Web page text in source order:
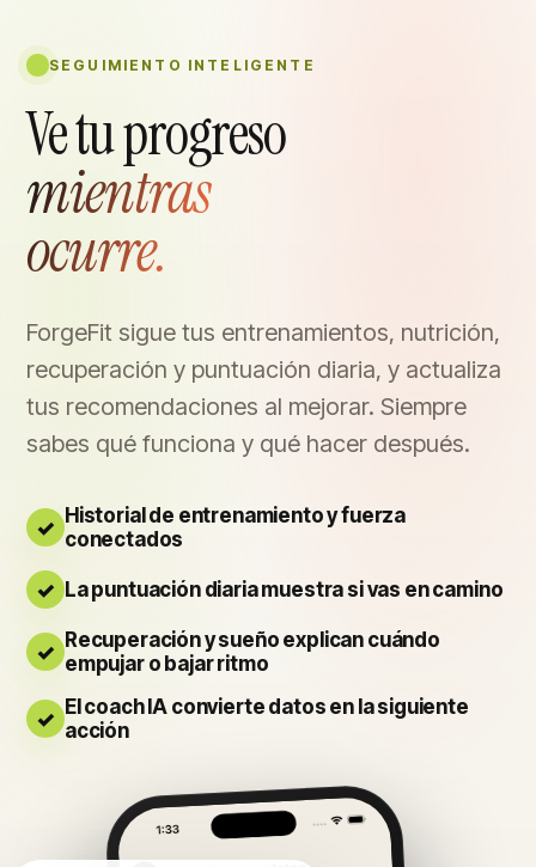
SEGUIMIENTO INTELIGENTE
Ve tu progreso
mientras
ocurre.
ForgeFit sigue tus entrenamientos, nutrición,
recuperación y puntuación diaria, y actualiza
tus recomendaciones al mejorar. Siempre
sabes qué funciona y qué hacer después.
Historial de entrenamiento y fuerza
conectados
La puntuación diaria muestra si vas en camino
Recuperación y sueño explican cuándo
empujar o bajar ritmo
El coach IA convierte datos en la siguiente
acción